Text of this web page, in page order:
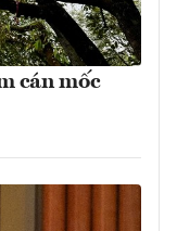
cán mốc